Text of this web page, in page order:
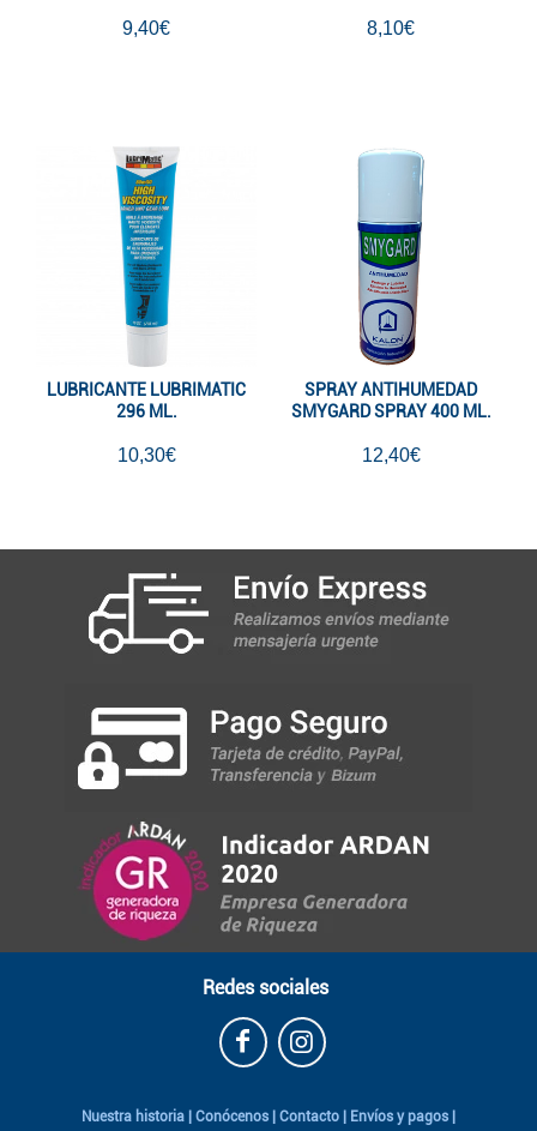
9,40€ 8,10€
LUBRICANTE LUBRIMATIC
296 ML.
10,30€
SPRAY ANTIHUMEDAD
SMYGARD SPRAY 400 ML.
12,40€
Redes sociales
Nuestra historia | Conócenos | Contacto | Envíos y pagos |